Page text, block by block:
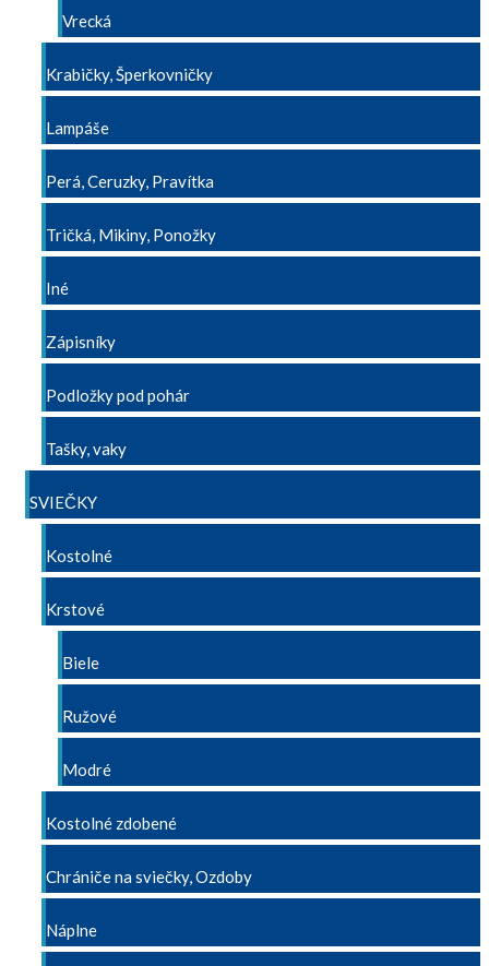
Vrecká
Krabičky, Šperkovničky
Lampáše
Perá, Ceruzky, Pravítka
Tričká, Mikiny, Ponožky
Iné
Zápisníky
Podložky pod pohár
Tašky, vaky
SVIEČKY
Kostolné
Krstové
Biele
Ružové
Modré
Kostolné zdobené
Chrániče na sviečky, Ozdoby
Náplne